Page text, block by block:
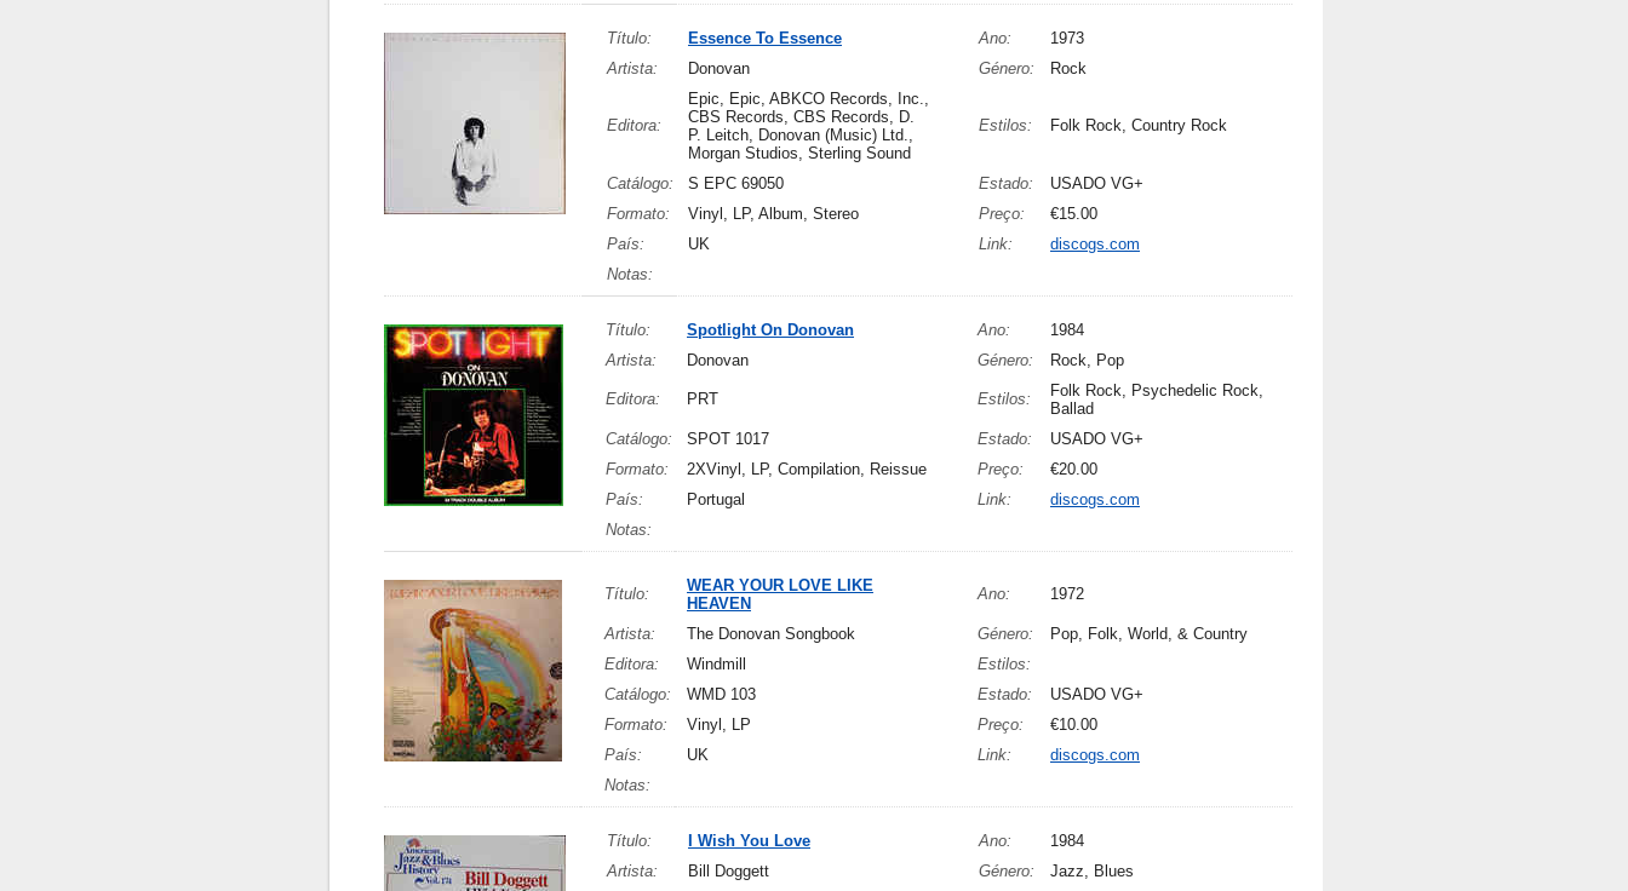
Título: Essence To Essence Ano:
1973
Artista:
Donovan Género: Rock
Editora:
Epic, Epic, ABKCO Records, Inc.,
CBS Records, CBS Records, D.
P. Leitch, Donovan (Music) Ltd.,
Morgan Studios, Sterling Sound
Estilos: Folk Rock, Country Rock
Catálogo: S EPC 69050 Estado:
USADO VG+
Formato:
Vinyl, LP, Album, Stereo Preço:
€15.00
País:
UK Link:
discogs.com
Notas:
Título: Spotlight On Donovan Ano:
1984
Artista:
Donovan Género: Rock, Pop
Editora: PRT Estilos:
Folk Rock, Psychedelic Rock,
Ballad
Catálogo:
SPOT 1017 Estado:
USADO VG+
Formato:
2XVinyl, LP, Compilation, Reissue Preço:
€20.00
País:
Portugal Link:
discogs.com
Notas:
Título:
WEAR YOUR LOVE LIKE
HEAVEN
Ano: 1972
Artista: The Donovan Songbook Género:
Pop, Folk, World, & Country
Editora:
Windmill
Estilos:
Catálogo:
WMD 103 Estado:
USADO VG+
Formato:
Vinyl, LP Preço:
€10.00
País:
UK Link:
discogs.com
Notas:
Título: I Wish You Love Ano:
1984
Artista:
Bill Doggett Género: Jazz, Blues